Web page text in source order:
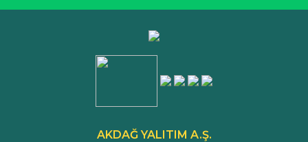
AKDAĞ YALITIM A.Ş.